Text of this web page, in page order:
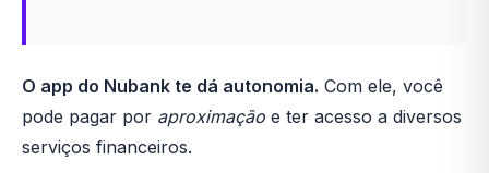
O app do Nubank te dá autonomia. Com ele, você
pode pagar por aproximação e ter acesso a diversos
serviços financeiros.